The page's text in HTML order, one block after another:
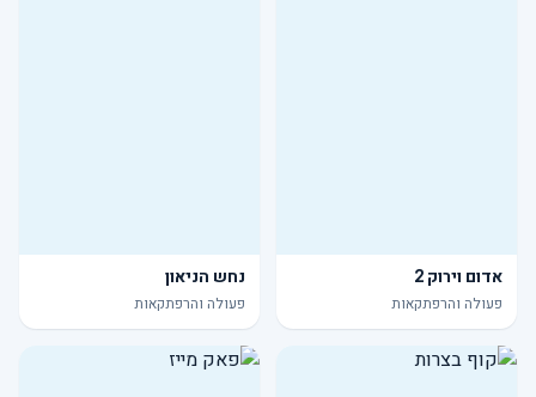
אדום וירוק 2
פעולה והרפתקאות
נחש הניאון
פעולה והרפתקאות